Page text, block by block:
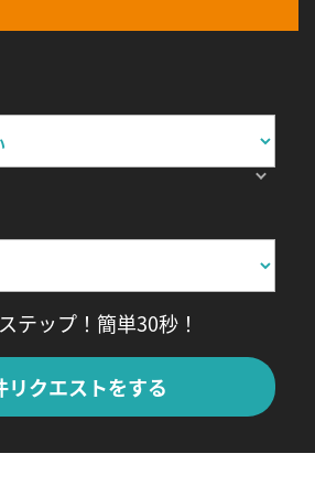
テップ！簡単30秒！
リクエストをする